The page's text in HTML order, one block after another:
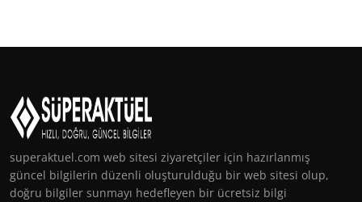
superaktuel.com web sitesi ziyaretçiler için hazırlanmış
güncel bilgilerin düzenli oluşturulduğu bir web sitesi olup,
doğru bilgiler sunmayı hedefleyen bir ücretsiz bilgi